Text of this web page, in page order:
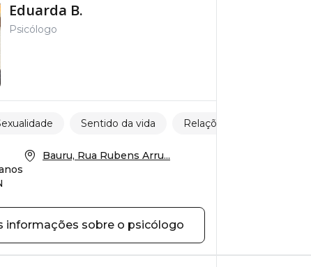
Eduarda B.
Psicólogo
Sentido da vida Relações entre pais e filhos
Bauru, Rua Rubens Arru...
informações sobre o psicólogo